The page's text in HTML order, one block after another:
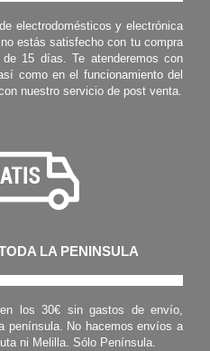
electrodomésticos y electrónica
estás satisfecho con tu compra
15 días. Te atenderemos con
como en el funcionamiento del
nuestro servicio de post venta.
LA PENINSULA
los 30€ sin gastos de envío,
península. No hacemos envíos a
ni Melilla. Sólo Península.